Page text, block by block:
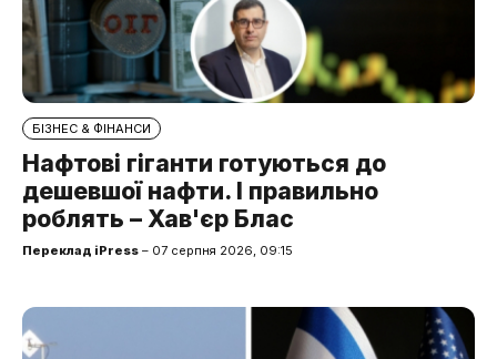
БІЗНЕС & ФІНАНСИ
Нафтові гіганти готуються до
дешевшої нафти. І правильно
роблять – Хав'єр Блас
Переклад iPress – 07 серпня 2026, 09:15